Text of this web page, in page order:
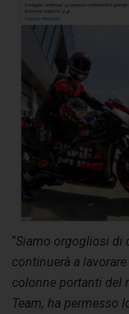
“Siamo orgogliosi di
continuerà a
colonne portanti del
Team, ha permesso